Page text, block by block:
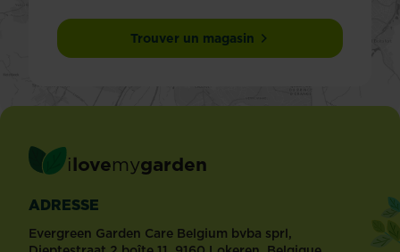
Trouver un magasin
ilovemygarden
ADRESSE
Evergreen Garden Care Belgium bvba sprl,